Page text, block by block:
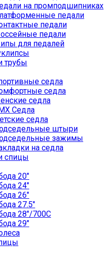
на промподшипниках
педали
педали
педали
для педалей
трубы
седла
седла
седла
Седла
седла
штыри
зажимы
на седла
спицы
20"
24"
26"
27.5"
28"/700C
29"